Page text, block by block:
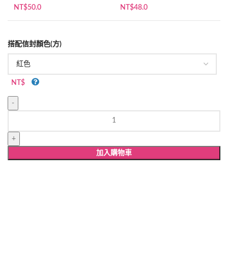
NT$50.0 NT$48.0
搭配信封顏色(方)
NT$
射
雕
刻
加入購物車